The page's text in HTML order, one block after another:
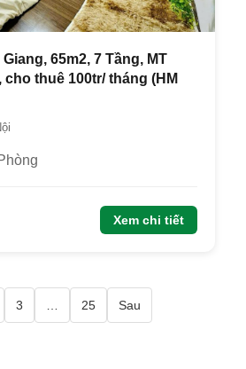
65m2, 7 Tầng, MT
cho thuê 100tr/ tháng (HM
Xem chi tiết
3 … 25 Sau